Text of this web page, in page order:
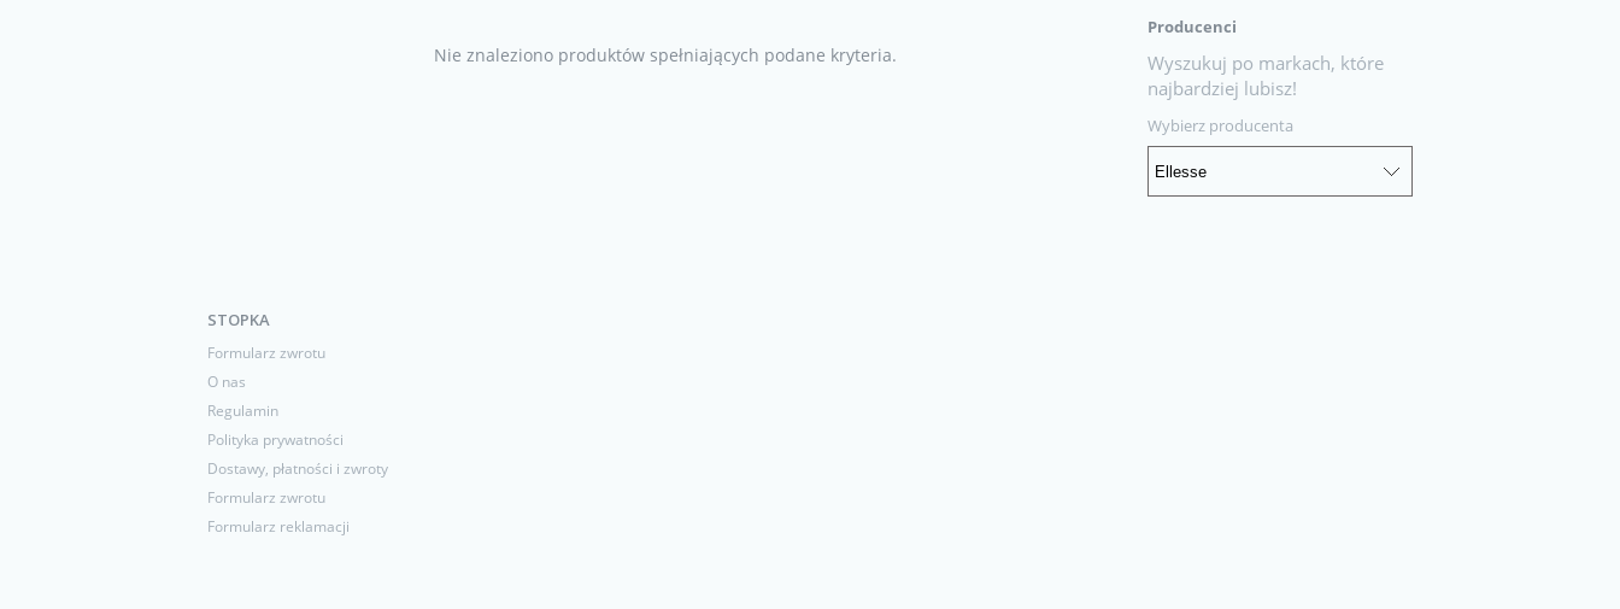
Nie znaleziono produktów spełniających podane kryteria.
Producenci
Wyszukuj po markach, które
najbardziej lubisz!
Wybierz producenta
STOPKA
Formularz zwrotu
O nas
Regulamin
Polityka prywatności
Dostawy, płatności i zwroty
Formularz zwrotu
Formularz reklamacji